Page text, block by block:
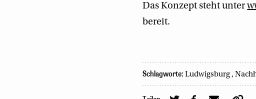
Das Konzept steht unter
bereit.
Schlagworte: Ludwigsburg ,